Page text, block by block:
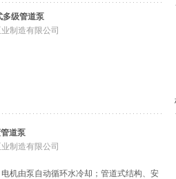
级管道泵
业制造有限公司
道泵
业制造有限公司
机由泵自动循环水冷却；管道式结构、安